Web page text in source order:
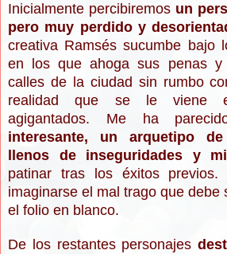
Inicialmente percibiremos un
pero muy perdido y
creativa Ramsés sucumbe bajo
en los que ahoga sus penas y
calles de la ciudad sin rumbo
realidad que se le viene
agigantados. Me ha
interesante, un arquetipo
llenos de inseguridades y
patinar tras los éxitos previos.
imaginarse el mal trago que debe
el folio en blanco.
De los restantes personajes